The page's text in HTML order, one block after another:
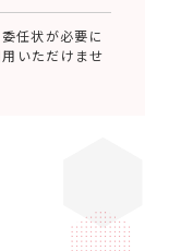
任状が必要に
いただけませ